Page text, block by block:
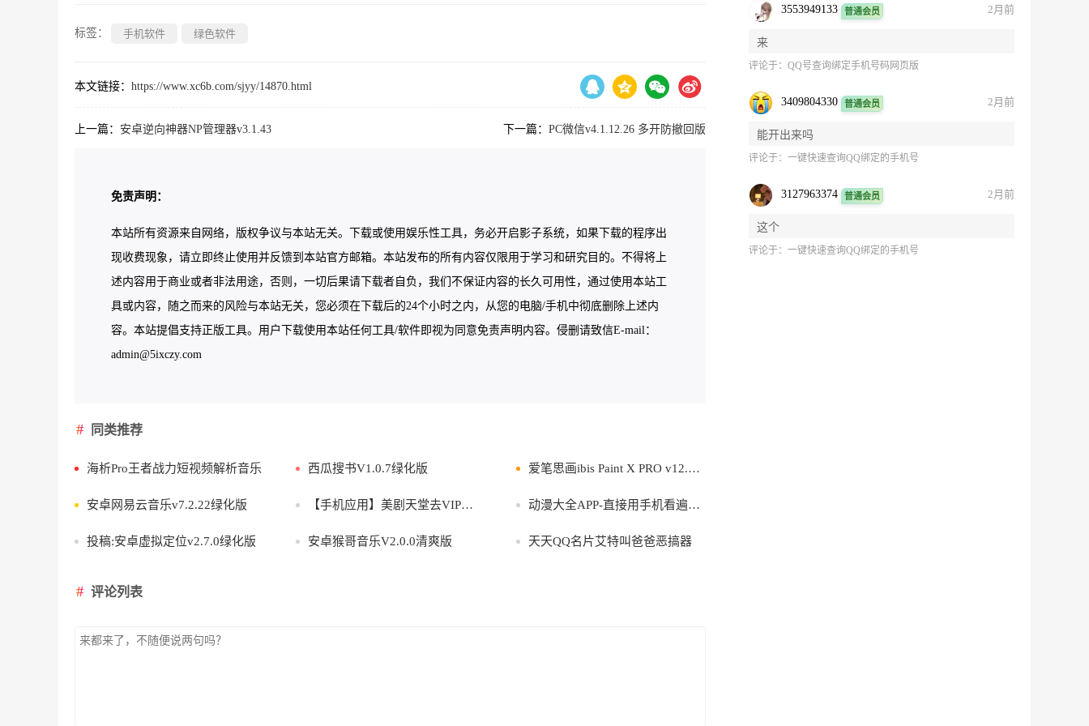
标签： 手机软件 绿色软件
本文链接： https://www.xc6b.com/sjyy/14870.html
上一篇： 安卓逆向神器NP管理器v3.1.43 下一篇：PC微信v4.1.12.26 多开防撤回版
免责声明：
本站所有资源来自网络，版权争议与本站无关。下载或使用娱乐性工具，务必开启影子系统，如果下载的程序出
现收费现象，请立即终止使用并反馈到本站官方邮箱。本站发布的所有内容仅限用于学习和研究目的。不得将上
述内容用于商业或者非法用途，否则，一切后果请下载者自负，我们不保证内容的长久可用性，通过使用本站工
具或内容，随之而来的风险与本站无关，您必须在下载后的24个小时之内，从您的电脑/手机中彻底删除上述内
容。本站提倡支持正版工具。用户下载使用本站任何工具/软件即视为同意免责声明内容。侵删请致信E-mail：
admin@5ixczy.com
同类推荐
海析Pro王者战力短视频解析音乐 西瓜搜书V1.0.7绿化版 爱笔思画ibis Paint X PRO v12.2.7高级版
安卓网易云音乐v7.2.22绿化版 【手机应用】美剧天堂去VIP免广告破解版 动漫大全APP-直接用手机看遍全网动漫
投稿:安卓虚拟定位v2.7.0绿化版 安卓猴哥音乐V2.0.0清爽版 天天QQ名片艾特叫爸爸恶搞器
评论列表
3553949133 普通会员 2月前
来
评论于：QQ号查询绑定手机号码网页版
3409804330 普通会员 2月前
能开出来吗
评论于：一键快速查询QQ绑定的手机号
3127963374 普通会员 2月前
这个
评论于：一键快速查询QQ绑定的手机号